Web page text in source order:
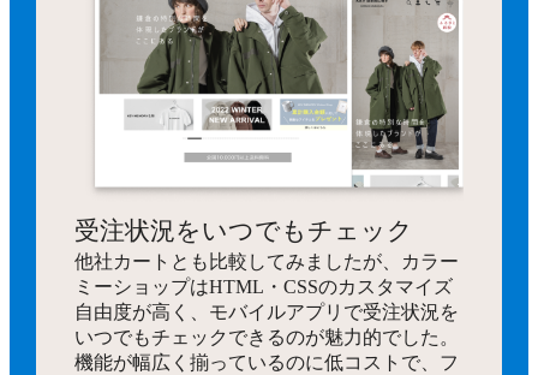
受注状況をいつでもチェック
他社カートとも比較してみましたが、カラー
ミーショップはHTML・CSSのカスタマイズ
自由度が高く、モバイルアプリで受注状況を
いつでもチェックできるのが魅力的でした。
機能が幅広く揃っているのに低コストで、フ